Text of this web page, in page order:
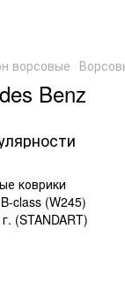
ворсовые
Benz